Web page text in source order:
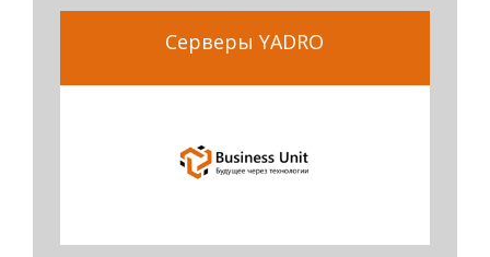
Серверы YADRO